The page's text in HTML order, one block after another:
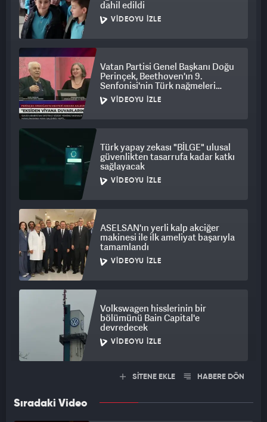
dahil edildi
VIDEOYU İZLE
Vatan Partisi Genel Başkanı Doğu
Perinçek, Beethoven'ın 9.
Senfonisi'nin Türk nağmeleri
taşığını iddia etti
VIDEOYU İZLE
Türk yapay zekası "BİLGE" ulusal
güvenlikten tasarrufa kadar katkı
sağlayacak
VIDEOYU İZLE
ASELSAN'ın yerli kalp akciğer
makinesi ile ilk ameliyat başarıyla
tamamlandı
VIDEOYU İZLE
Volkswagen hisslerinin bir
bölümünü Bain Capital'e
devredecek
VIDEOYU İZLE
SİTENE EKLE HABERE DÖN
Sıradaki Video